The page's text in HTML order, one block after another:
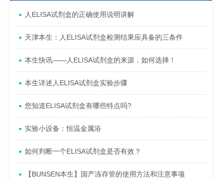
人ELISA试剂盒的正确使用说明讲解
天津本生：人ELISA试剂盒检测结果应具备的三条件
本生快讯——人ELISA试剂盒的来源，如何选择！
本生详述人ELISA试剂盒实验步骤
您知道ELISA试剂盒有哪些特点吗?
实验小设备：恒温金属浴
如何判断一个ELISA试剂盒是否有效？
【BUNSEN本生】国产冻存管的使用方法和注意事项